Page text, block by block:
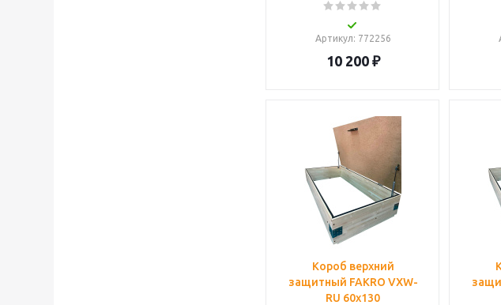
Артикул: 772256
10 200₽
Короб верхний
защитный FAKRO VXW-
RU 60х130